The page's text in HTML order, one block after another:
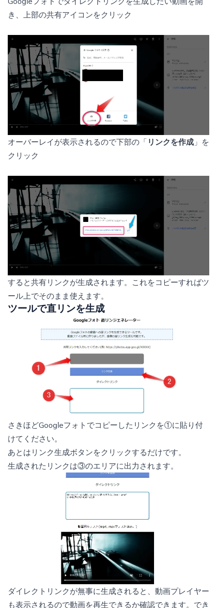
き、上部の共有アイコンをクリック
オーバーレイが表示されるので下部の「 リンクを作成 」を
クリック
すると共有リンクが生成されます。これをコピーすればツ
ール上でそのまま使えます。
ツールで直リンを生成
さきほどGoogleフォトでコピーしたリンクを①に貼り付
けてください。
あとはリンク生成ボタンをクリックするだけです。
生成されたリンクは③のエリアに出力されます。
ダイレクトリンクが無事に生成されると、動画プレイヤー
も表示されるので動画を再生できるか確認できます。でき